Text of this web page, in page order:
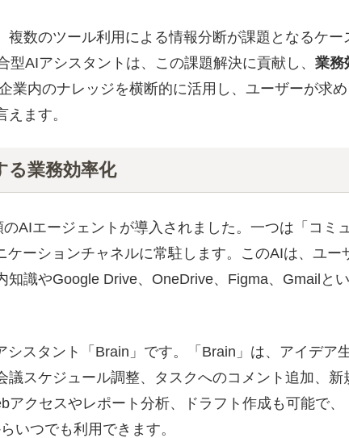
複数のツール利用による情報分断が課題となるケー
AIアシスタントは、この課題解決に貢献し、 業務
業内のナレッジを横断的に活用し、ユーザーが求
ます。
る業務効率化
AIエージェントが導入されました。一つは「コミ
ーションチャネルに常駐します。このAIは、ユー
識やGoogle Drive、OneDrive、Figma、Gmailと
スタント「Brain」です。「Brain」は、アイデア
スケジュール調整、タスクへのコメント追加、新
クセスやレポート分析、ドラフト作成も可能で、
いつでも利用できます。